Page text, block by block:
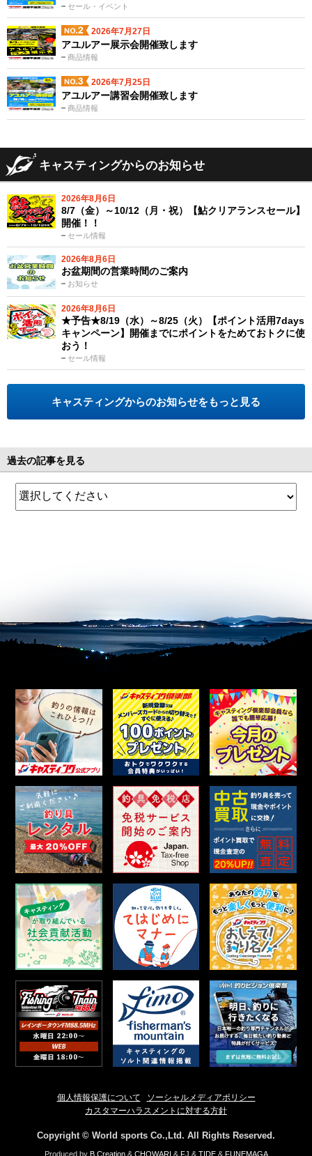
セール・イベント
2026年7月27日
商品情報
アユルアー展示会開催致します
2026年7月25日
商品情報
アユルアー講習会開催致します
キャスティングからのお知らせ
2026年8月6日
セール情報
8/7（金）～10/12（月・祝）【鮎クリアランスセール】
開催！！
2026年8月6日
お知らせ
お盆期間の営業時間のご案内
2026年8月6日
セール情報
★予告★8/19（水）～8/25（火）【ポイント活用7days
キャンペーン】開催までにポイントをためておトクに使
おう！
キャスティングからのお知らせをもっと見る
過去の記事を見る
個人情報保護について
ソーシャルメディアポリシー
カスタマーハラスメントに対する方針
Copyright © World sports Co.,Ltd. All Rights Reserved.
Produced by B.Creation& CHOWARI & FJ & TIDE& FUNEMAGA